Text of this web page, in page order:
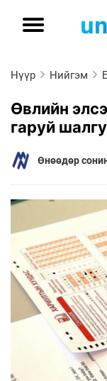
Нүүр Нийгэм
Өвлийн
гаруй
Өнөөдөр